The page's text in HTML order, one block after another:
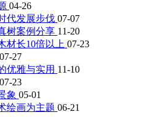
04-26
代发展步伐 07-07
树案例分享 11-20
材长10倍以上 07-23
07-27
优雅与实用 11-10
07-23
象 05-01
绘画为主题 06-21